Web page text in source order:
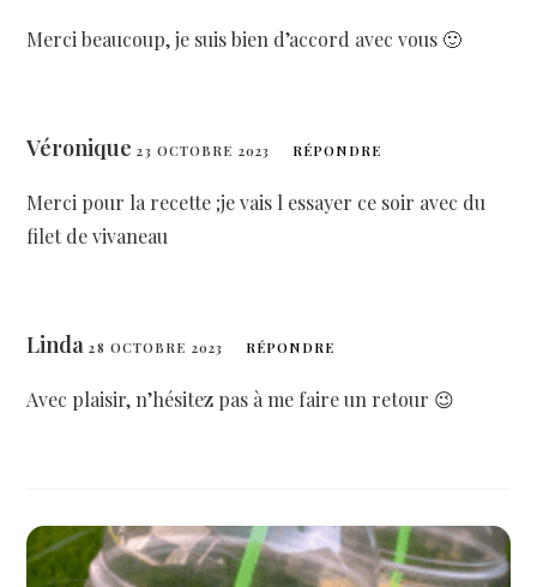
Merci beaucoup, je suis bien d’accord avec vous 🙂
Véronique23 OCTOBRE 2023 RÉPONDRE
Merci pour la recette ;je vais l essayer ce soir avec du
filet de vivaneau
Linda28 OCTOBRE 2023 RÉPONDRE
Avec plaisir, n’hésitez pas à me faire un retour 😉